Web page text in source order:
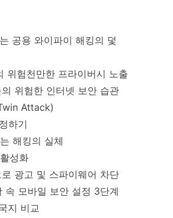
공용 와이파이 해킹의 덫
위험천만한 프라이버시 노출
위험한 인터넷 보안 습관
Attack)
하기
해킹의 실체
성화
광고 및 스파이웨어 차단
모바일 보안 설정 3단계
지 비교